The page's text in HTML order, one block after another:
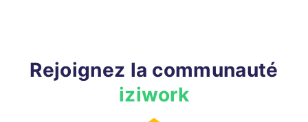
Rejoignez la communauté
iziwork